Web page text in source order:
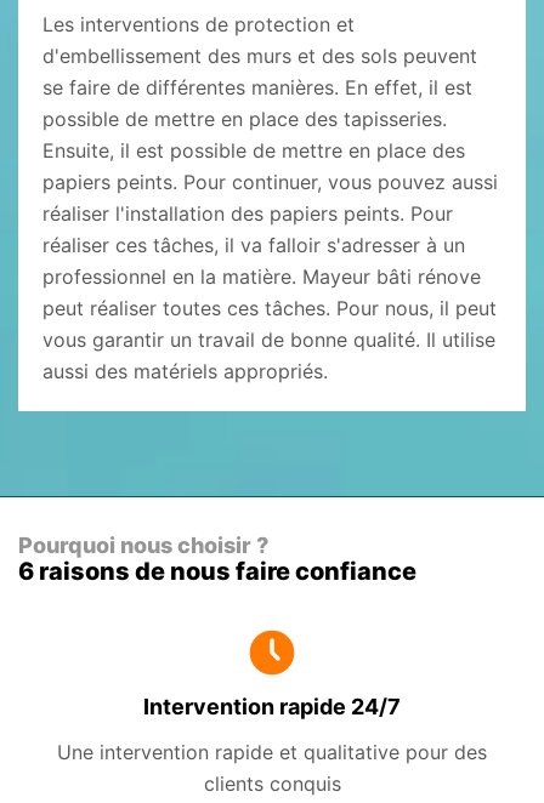
Les interventions de protection et
d'embellissement des murs et des sols peuvent
se faire de différentes manières. En effet, il est
possible de mettre en place des tapisseries.
Ensuite, il est possible de mettre en place des
papiers peints. Pour continuer, vous pouvez aussi
réaliser l'installation des papiers peints. Pour
réaliser ces tâches, il va falloir s'adresser à un
professionnel en la matière. Mayeur bâti rénove
peut réaliser toutes ces tâches. Pour nous, il peut
vous garantir un travail de bonne qualité. Il utilise
aussi des matériels appropriés.
Pourquoi nous choisir ?
6 raisons de nous faire confiance
Intervention rapide 24/7
Une intervention rapide et qualitative pour des
clients conquis